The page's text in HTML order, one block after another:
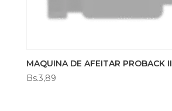
MAQUINA DE AFEITAR PROBACK II
Bs.3,89